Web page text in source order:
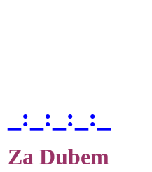
_:_:_:_:_
Za Dubem